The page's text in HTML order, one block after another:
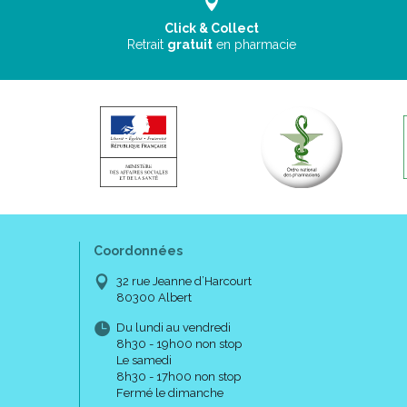
Click & Collect
Retrait gratuit en pharmacie
Coordonnées
32 rue Jeanne d’Harcourt
80300 Albert
Du lundi au vendredi
8h30 - 19h00 non stop
Le samedi
8h30 - 17h00 non stop
Fermé le dimanche